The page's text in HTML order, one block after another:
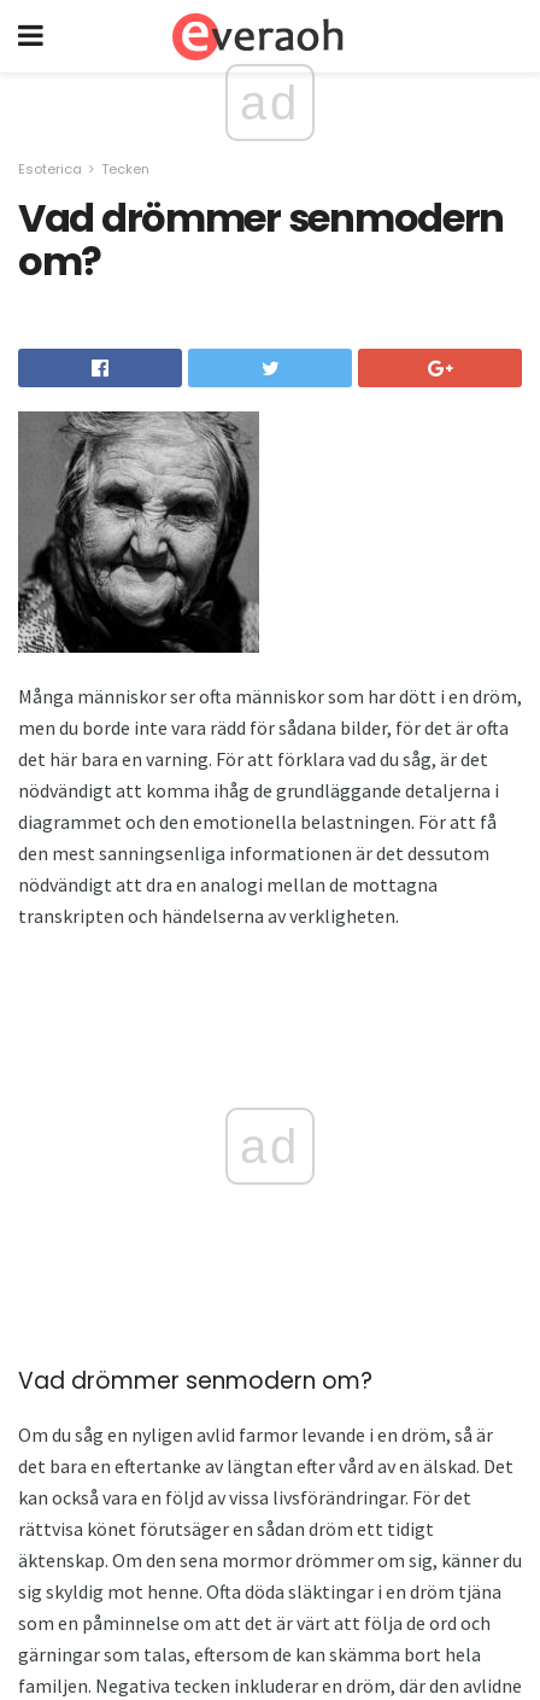
ad
Esoterica Tecken
Vad drömmer senmodern
om?
Många människor ser ofta människor som har dött i en dröm,
men du borde inte vara rädd för sådana bilder, för det är ofta
det här bara en varning. För att förklara vad du såg, är det
nödvändigt att komma ihåg de grundläggande detaljerna i
diagrammet och den emotionella belastningen. För att få
den mest sanningsenliga informationen är det dessutom
nödvändigt att dra en analogi mellan de mottagna
transkripten och händelserna av verkligheten.
ad
Vad drömmer senmodern om?
Om du såg en nyligen avlid farmor levande i en dröm, så är
det bara en eftertanke av längtan efter vård av en älskad. Det
kan också vara en följd av vissa livsförändringar. För det
rättvisa könet förutsäger en sådan dröm ett tidigt
äktenskap. Om den sena mormor drömmer om sig, känner du
sig skyldig mot henne. Ofta döda släktingar i en dröm tjäna
som en påminnelse om att det är värt att följa de ord och
gärningar som talas, eftersom de kan skämma bort hela
familjen. Negativa tecken inkluderar en dröm, där den avlidne